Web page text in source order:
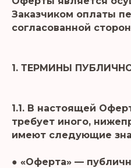
Заказчиком оплаты
согласованной
1. ТЕРМИНЫ
1.1. В настоящей
требует иного,
имеют следующие
● «Оферта» —